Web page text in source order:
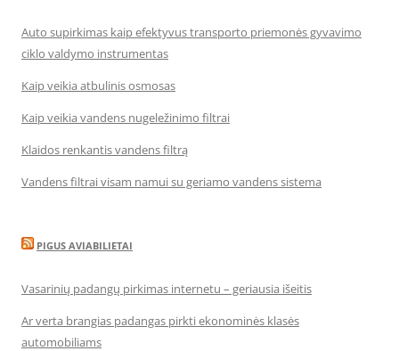
Auto supirkimas kaip efektyvus transporto priemonės gyvavimo
ciklo valdymo instrumentas
Kaip veikia atbulinis osmosas
Kaip veikia vandens nugeležinimo filtrai
Klaidos renkantis vandens filtrą
Vandens filtrai visam namui su geriamo vandens sistema
PIGUS AVIABILIETAI
Vasarinių padangų pirkimas internetu – geriausia išeitis
Ar verta brangias padangas pirkti ekonominės klasės
automobiliams